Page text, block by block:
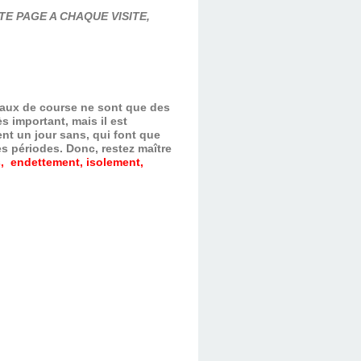
PAGE A CHAQUE VISITE,
de course ne sont que des
important, mais il est
un jour sans, qui font que
périodes. Donc, restez maître
endettement, isolement,